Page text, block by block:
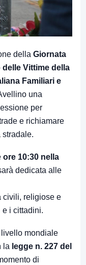
della Giornata
delle Vittime della
Familiari e
una
per
e richiamare
stradale.
ore 10:30 nella
dedicata alle
civili, religiose e
i cittadini.
livello mondiale
la legge n. 227 del
di